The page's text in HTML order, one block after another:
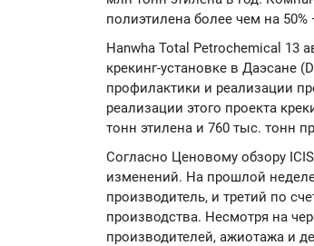
полиэтилена более чем на
Hanwha Total Petrochemical 13
крекинг-установке в Даэсане
профилактики и реализации
реализации этого проекта
тонн этилена и 760 тыс. тонн
Согласно Ценовому обзору
изменений. На прошлой
производитель, и третий по
производства. Несмотря на
производителей, ажиотажа и